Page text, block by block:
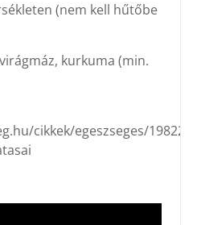
(nem kell hűtőbe
kurkuma (min.
cikkek/egeszseges/19822/